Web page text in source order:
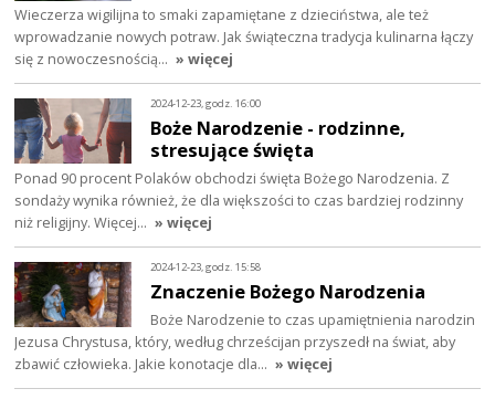
Wieczerza wigilijna to smaki zapamiętane z dzieciństwa, ale też
wprowadzanie nowych potraw. Jak świąteczna tradycja kulinarna łączy
się z nowoczesnością… » więcej
2024-12-23, godz. 16:00
Boże Narodzenie - rodzinne,
stresujące święta
Ponad 90 procent Polaków obchodzi święta Bożego Narodzenia. Z
sondaży wynika również, że dla większości to czas bardziej rodzinny
niż religijny. Więcej… » więcej
2024-12-23, godz. 15:58
Znaczenie Bożego Narodzenia
Boże Narodzenie to czas upamiętnienia narodzin
Jezusa Chrystusa, który, według chrześcijan przyszedł na świat, aby
zbawić człowieka. Jakie konotacje dla… » więcej